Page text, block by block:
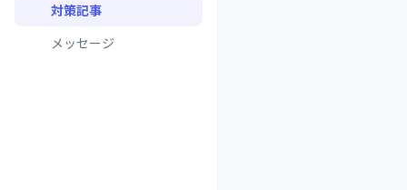
対策記事
メッセージ